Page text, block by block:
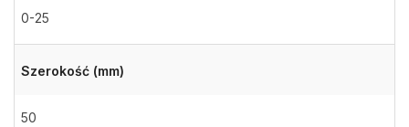
0-25
Szerokość (mm)
50